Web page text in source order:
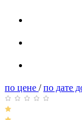
по цене /по дате